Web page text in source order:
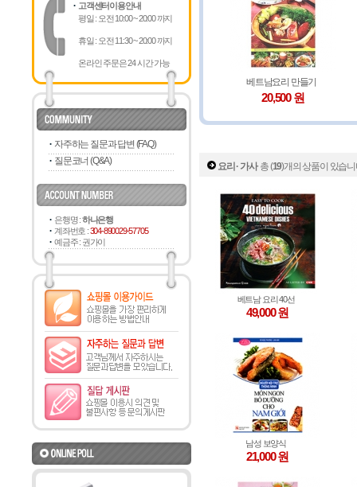
고객센터이용안내
평일 : 오전 10:00 ~ 20:00 까지
휴일 : 오전 11:30 ~ 20:00 까지
온라인 주문은 24 시간 가능
자주하는 질문과 답변 (FAQ)
질문코너 (Q&A)
은행명 :하나은행
계좌번호 :304-890029-57705
예금주 : 권가이
베트남요리 만들기
20,500 원
요리 · 가사총 (19)개의 상품이 있습니
베트남 요리 40선
49,000 원
남성 보양식
21,000 원